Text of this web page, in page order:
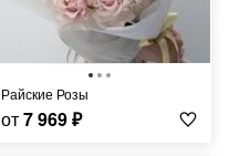
Райские Розы
от7 969₽